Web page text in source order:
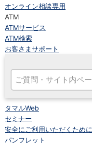
オンライン相談専用
ATM
ATMサービス
ATM検索
お客さまサポート
タマルWeb
セミナー
安全にご利用いただくために
パンフレット